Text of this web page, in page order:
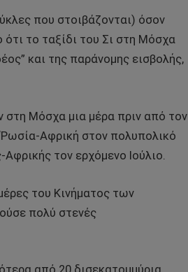
που στοιβάζονται) όσον
το ταξίδι του Σι στη Μόσχα
και της παράνομης εισβολής,
Μόσχα μια μέρα πριν από τον
Αφρική στον πολυπολικό
τον ερχόμενο Ιούλιο.
του Κινήματος των
πολύ στενές